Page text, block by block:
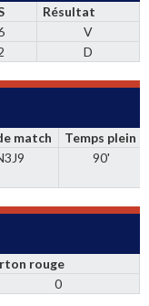
Résultat
V
D
match
Temps plein
90'
rouge
0